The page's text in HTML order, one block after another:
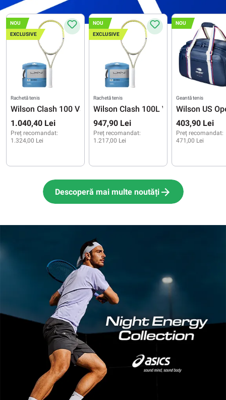
NOU
EXCLUSIVE
Rachetă tenis
Wilson Clash 100 V3.0 US Open 2026 + racordaje
1.040,40 Lei
Preț recomandat:
1.324,00 Lei
NOU
EXCLUSIVE
Rachetă tenis
Wilson Clash 100L V3.0 US Open
947,90 Lei
Preț recomandat:
1.217,00 Lei
NOU
Geantă tenis
Wilson US
403,90 Lei
Preț recomandat:
471,00 Lei
Descoperă mai multe noutăți